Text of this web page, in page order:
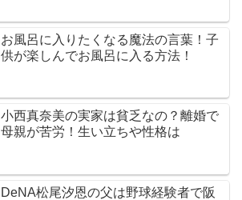
お風呂に入りたくなる魔法の言葉！子
供が楽しんでお風呂に入る方法！
小西真奈美の実家は貧乏なの？離婚で
母親が苦労！生い立ちや性格は
DeNA松尾汐恩の父は野球経験者で阪